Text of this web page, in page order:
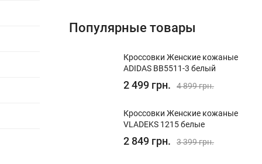
Популярные товары
Кроссовки Женские кожаные
ADIDAS BB5511-3 белый
2 499 грн. 4 899 грн.
Кроссовки Женские кожаные
VLADEKS 1215 белые
2 849 грн. 3 399 грн.